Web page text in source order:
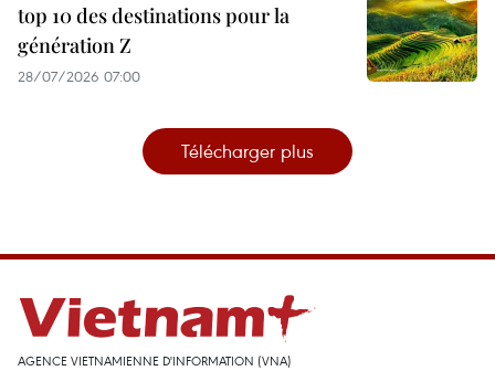
top 10 des destinations pour la
génération Z
28/07/2026 07:00
Télécharger plus
AGENCE VIETNAMIENNE D'INFORMATION (VNA)